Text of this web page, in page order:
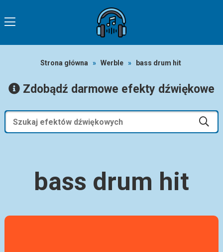
Strona główna » Werble » bass drum hit
Zdobądź darmowe efekty dźwiękowe
bass drum hit